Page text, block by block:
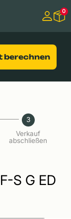
0
berechnen
3
Verkauf
abschließen
S G ED